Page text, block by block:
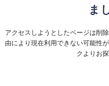
ま
アクセスしようとしたページは削
由により現在利用できない可能性
クよりお